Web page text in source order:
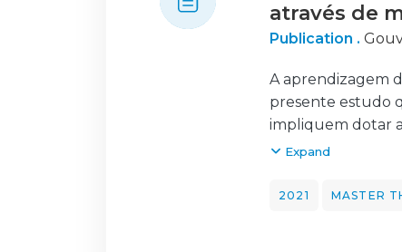
através de
Publication .
A aprendizagem
presente estudo
impliquem dotar
grafemas. Trata-
estudo e
recolha de
modalidade de
Expand
2021 MASTER